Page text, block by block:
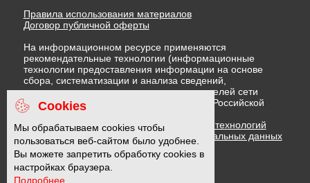
Правила использования материалов
Договор публичной оферты
На информационном ресурсе применяются
рекомендательные технологии (информационные
технологии предоставления информации на основе
сбора, систематизации и анализа сведений,
относящихся к предпочтениям пользователей сети
"Интернет", находящихся на территории Российской
Федерации)
Правила применения рекомендательных технологий
Политика в отношении обработки персональных данных
Политика обработки файлов cookie
Cookies
Мы обрабатываем cookies чтобы
пользоваться веб-сайтом было удобнее.
Вы можете запретить обработку cookies в
настройках браузера.
Подробнее...